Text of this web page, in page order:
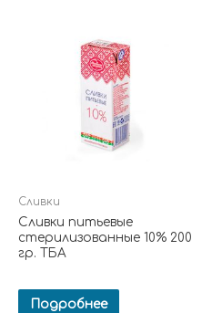
Сливки
Сливки питьевые
стерилизованные 10% 200
гр. ТБА
Подробнее